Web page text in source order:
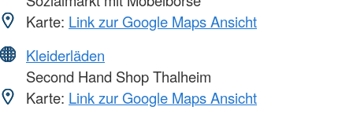
Karte: Link zur Google Maps Ansicht
Kleiderläden
Second Hand Shop Thalheim
Karte: Link zur Google Maps Ansicht